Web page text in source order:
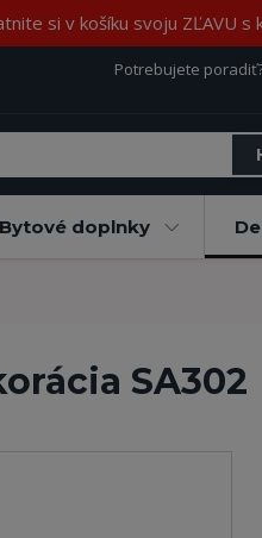
si v košíku svoju ZĽAVU s
Potrebujete
Bytové doplnky
SA302